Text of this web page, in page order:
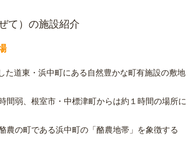
て）の施設紹介
道東・浜中町にある自然豊かな町有施設の敷地
弱、根室市・中標津町からは約１時間の場所に
の町である浜中町の「酪農地帯」を象徴する